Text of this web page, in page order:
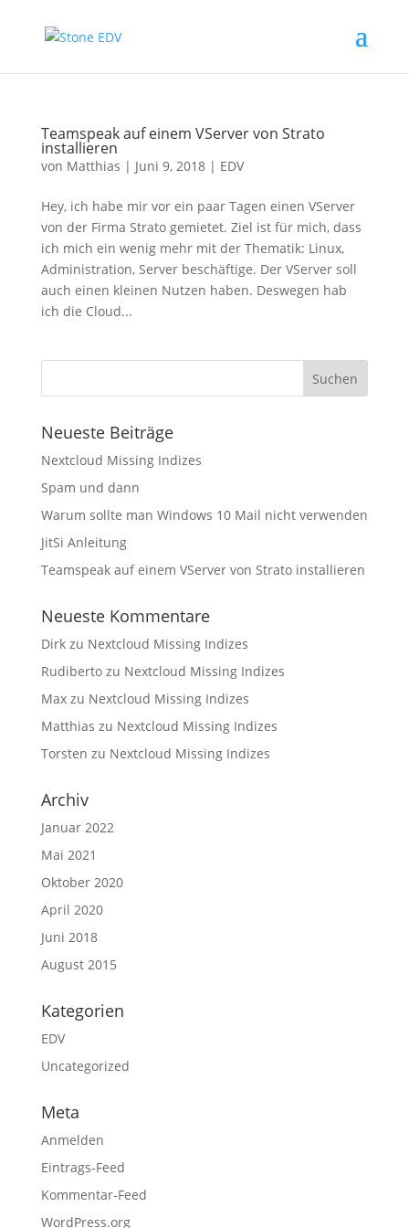
Teamspeak auf einem VServer von Strato
installieren
von Matthias | Juni 9, 2018| EDV
Hey, ich habe mir vor ein paar Tagen einen VServer
von der Firma Strato gemietet. Ziel ist für mich, dass
ich mich ein wenig mehr mit der Thematik: Linux,
Administration, Server beschäftige. Der VServer soll
auch einen kleinen Nutzen haben. Deswegen hab
ich die Cloud...
Neueste Beiträge
Nextcloud Missing Indizes
Spam und dann
Warum sollte man Windows 10 Mail nicht verwenden
JitSi Anleitung
Teamspeak auf einem VServer von Strato installieren
Neueste Kommentare
Dirkzu Nextcloud Missing Indizes
Rudibertozu Nextcloud Missing Indizes
Maxzu Nextcloud Missing Indizes
Matthias zu Nextcloud Missing Indizes
Torsten zu Nextcloud Missing Indizes
Archiv
Januar 2022
Mai 2021
Oktober 2020
April 2020
Juni 2018
August 2015
Kategorien
EDV
Uncategorized
Meta
Anmelden
Eintrags-Feed
Kommentar-Feed
WordPress.org